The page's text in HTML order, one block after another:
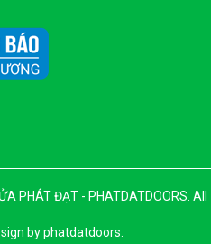
PHÁT ĐẠT - PHATDATDOORS. All
by phatdatdoors.